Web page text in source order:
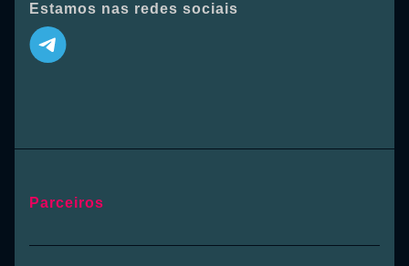
Estamos nas redes sociais
Parceiros